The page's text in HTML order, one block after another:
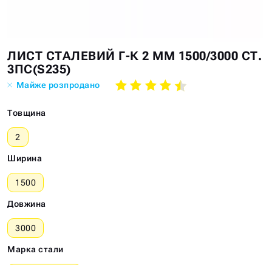
Skip
to
the
of
images
gallery
Skip
to
the
beginning
of
images
gallery
ЛИСТ СТАЛЕВИЙ Г-К 2 ММ 1500/3000 СТ.
3ПС(S235)
Майже розпродано
Товщина
2
Ширина
1500
Довжина
3000
Марка стали